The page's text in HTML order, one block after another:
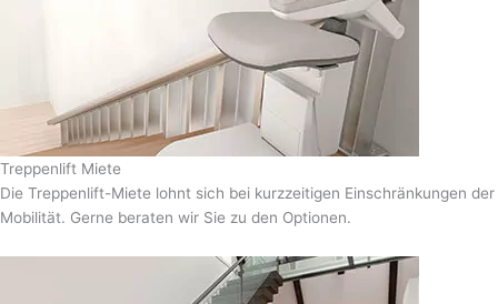
Treppenlift Miete
Die Treppenlift-Miete lohnt sich bei kurzzeitigen Einschränkungen der
Mobilität. Gerne beraten wir Sie zu den Optionen.